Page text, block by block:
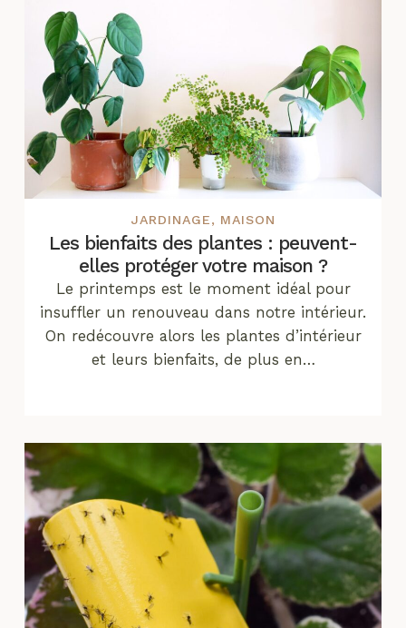
JARDINAGE, MAISON
Les bienfaits des plantes : peuvent-
elles protéger votre maison ?
Le printemps est le moment idéal pour
insuffler un renouveau dans notre intérieur.
On redécouvre alors les plantes d’intérieur
et leurs bienfaits, de plus en…